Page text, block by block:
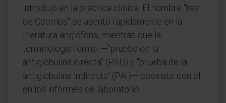
introdujo en la práctica clínica. El nombre "test
de Coombs" se asentó rápidamente en la
literatura anglófona, mientras que la
terminología formal —"prueba de la
antiglobulina directa" (PAD) y "prueba de la
antiglobulina indirecta" (PAI)— coexiste con él
en los informes de laboratorio.